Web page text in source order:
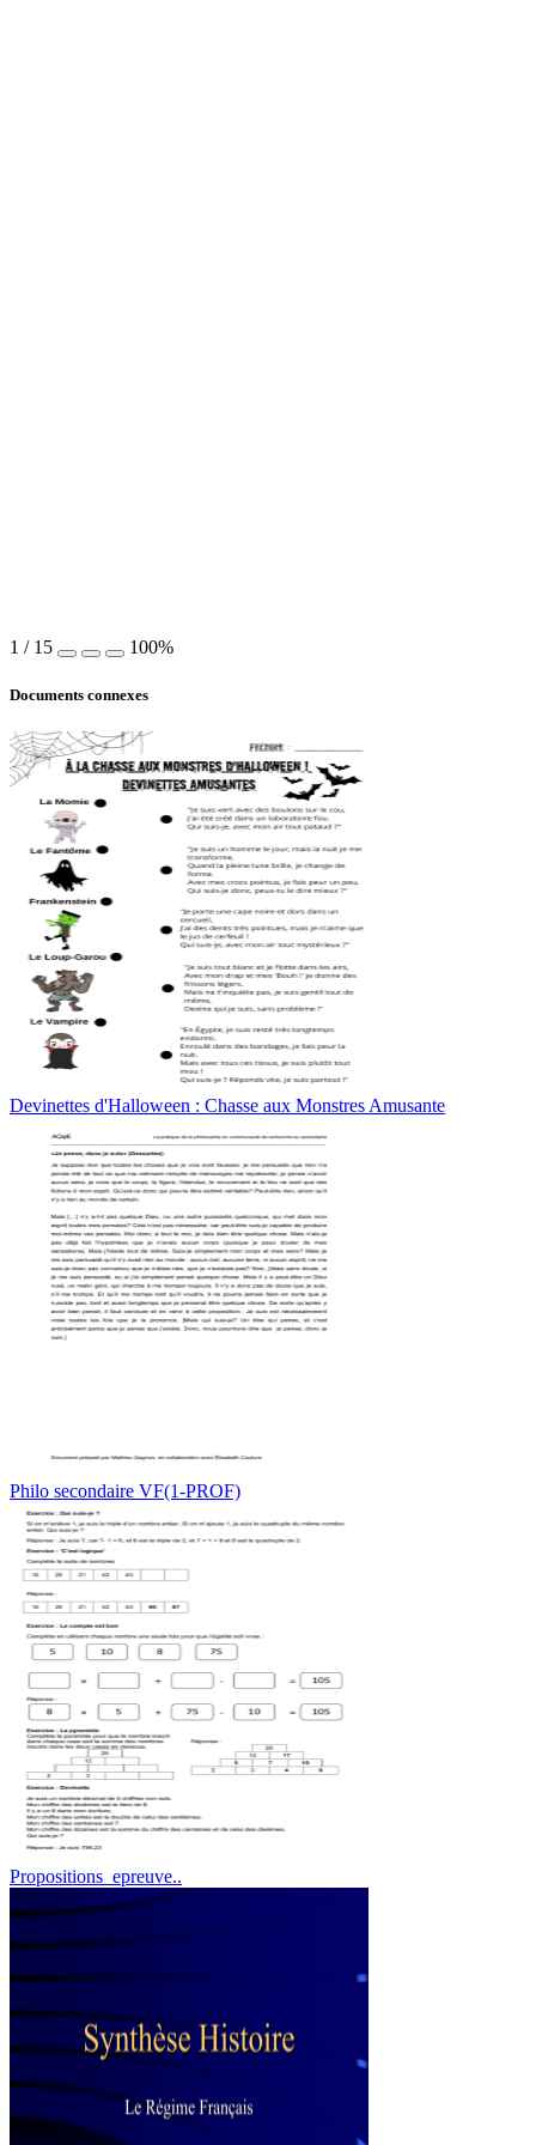
1 / 15 100%
Documents connexes
Devinettes d'Halloween : Chasse aux Monstres Amusante
Philo secondaire VF(1-PROF)
Propositions_epreuve..